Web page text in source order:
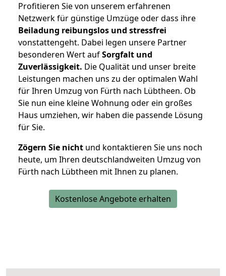
Profitieren Sie von unserem erfahrenen
Netzwerk für günstige Umzüge oder dass ihre
Beiladung reibungslos und stressfrei
vonstattengeht. Dabei legen unsere Partner
besonderen Wert aufSorgfalt und
Zuverlässigkeit. Die Qualität und unser breite
Leistungen machen uns zu der optimalen Wahl
für Ihren Umzug von Fürth nach Lübtheen. Ob
Sie nun eine kleine Wohnung oder ein großes
Haus umziehen, wir haben die passende Lösung
für Sie.
Zögern Sie nicht und kontaktieren Sie uns noch
heute, um Ihren deutschlandweiten Umzug von
Fürth nach Lübtheen mit Ihnen zu planen.
Kostenlose Angebote erhalten